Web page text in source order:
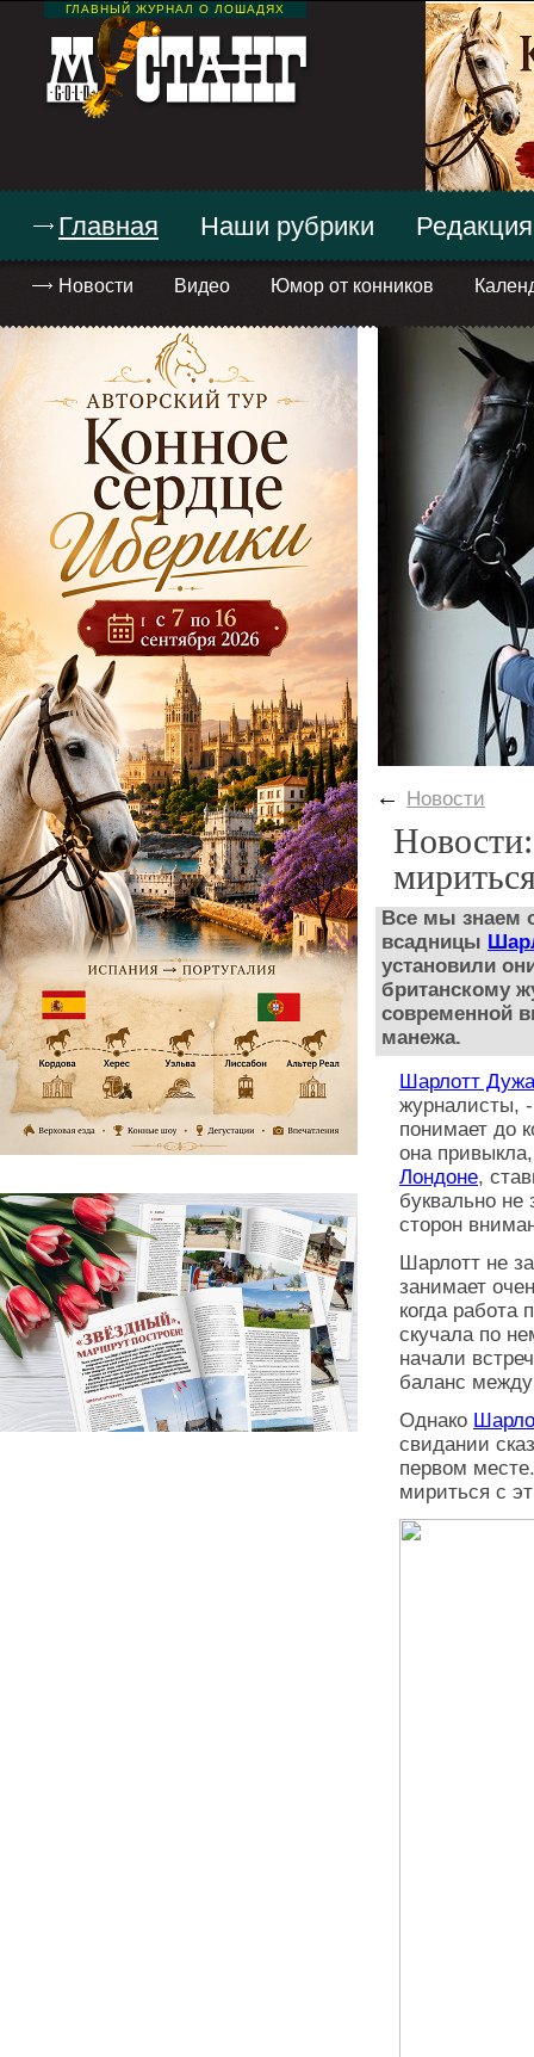
ГЛАВНЫЙ ЖУРНАЛ О ЛОШАДЯХ
Главная
Новости Видео Юмор от конников
Наши рубрики Редакция
← Новости
Все мы знаем
всадницы
установили
британскому
современной
манежа.
Шарлотт
журналисты,
понимает до
она
Лондоне,
буквально
сторон
Шарлотт не
занимает
когда работа
скучала по
начали
баланс
Однако
свидании
первом
мириться с